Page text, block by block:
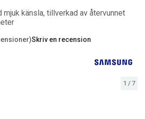
1 / 7
mjuk känsla, tillverkad av återvunnet
Skriv en recension